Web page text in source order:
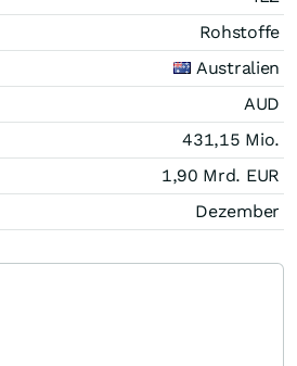
Rohstoffe
Australien
AUD
431,15 Mio.
1,90 Mrd. EUR
Dezember